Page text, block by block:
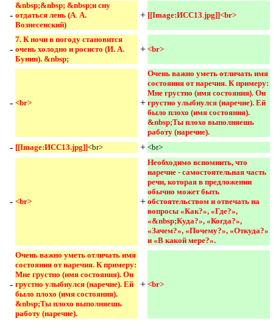
-
&nbsp;&nbsp; &nbsp;и сну
отдаться лень (А. А.
Вознесенский)
+ [[Image:ИСС13.jpg]]<br>
-
7. К ночи в погоду становится
очень холодно и росисто (И. А.
Бунин). &nbsp;
+ <br>
- <br> +
Очень важно уметь отличать имя
состояния от наречия. К примеру:
Мне грустно (имя состояния). Он
грустно улыбнулся (наречие). Ей
было плохо (имя состояния).
&nbsp;Ты плохо выполняешь
работу (наречие).
- [[Image:ИСС13.jpg]]<br> + <br>
- <br> +
Необходимо вспомнить, что
наречие - самостоятельная часть
речи, которая в предложении
обычно может быть
обстоятельством и отвечать на
вопросы «Как?», «Где?»,
«&nbsp;Куда?», «Когда?»,
«Зачем?», «Почему?», «Откуда?»
и «В какой мере?».
-
Очень важно уметь отличать имя
состояния от наречия. К примеру:
Мне грустно (имя состояния). Он
грустно улыбнулся (наречие). Ей
было плохо (имя состояния).
&nbsp;Ты плохо выполняешь
работу (наречие).
+ <br>